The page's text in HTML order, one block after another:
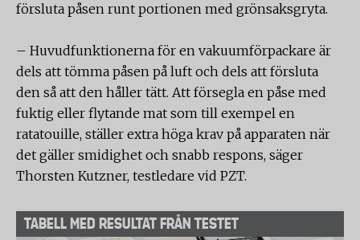
försluta påsen runt portionen med grönsaksgryta.
– Huvudfunktionerna för en vakuumförpackare är
dels att tömma påsen på luft och dels att försluta
den så att den håller tätt. Att försegla en påse med
fuktig eller flytande mat som till exempel en
ratatouille, ställer extra höga krav på apparaten när
det gäller smidighet och snabb respons, säger
Thorsten Kutzner, testledare vid PZT.
TABELL MED RESULTAT FRÅN TESTET